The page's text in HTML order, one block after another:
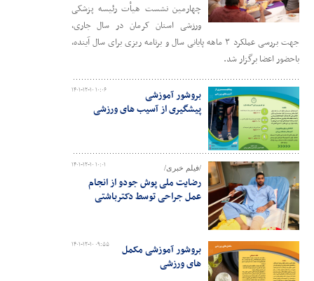
چهارمین نشست هیأت رئیسه پزشکی
ورزشی استان کرمان در سال جاری،
جهت بررسی عملکرد ۳ ماهه پایانی سال و برنامه ریزی برای سال آینده،
باحضور اعضا برگزار شد.
۱۴۰۱-۱۲-۱۰ ۱۰:۰۶
بروشور آموزشی
پیشگیری از آسیب های ورزشی
۱۴۰۱-۱۲-۱۰ ۱۰:۰۱ /فیلم خبری/
رضایت ملی پوش جودو از انجام
عمل جراحی توسط دکترباشتی
۱۴۰۱-۱۲-۱۰ ۰۹:۵۵
بروشور آموزشی مکمل
های ورزشی